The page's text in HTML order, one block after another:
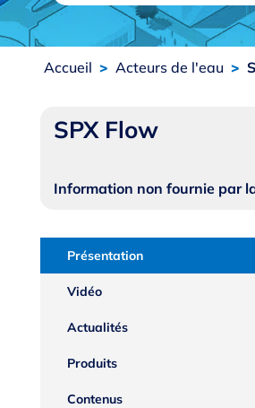
Accueil > Acteurs de l'eau >
SPX Flow
Information non fournie par
Présentation
Vidéo
Actualités
Produits
Contenus